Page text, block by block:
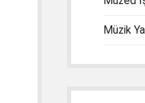
Müzik